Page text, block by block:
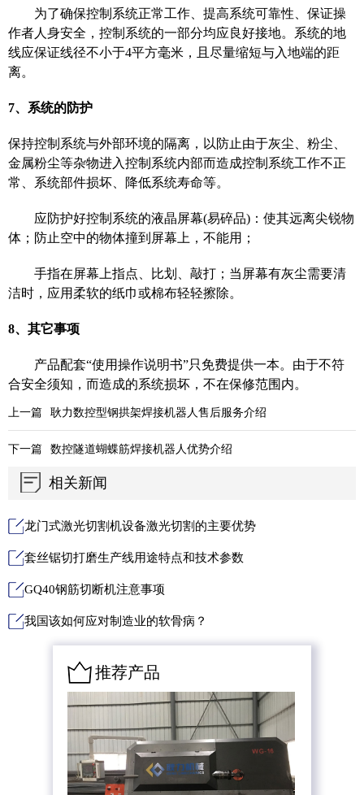
为了确保控制系统正常工作、提高系统可靠性、保证操
作者人身安全，控制系统的一部分均应良好接地。系统的地
线应保证线径不小于4平方毫米，且尽量缩短与入地端的距
离。
7、系统的防护
保持控制系统与外部环境的隔离，以防止由于灰尘、粉尘、
金属粉尘等杂物进入控制系统内部而造成控制系统工作不正
常、系统部件损坏、降低系统寿命等。
应防护好控制系统的液晶屏幕(易碎品)：使其远离尖锐物
体；防止空中的物体撞到屏幕上 ， 不能用；
手指在屏幕上指点、比划、敲打；当屏幕有灰尘需要清
洁时，应用柔软的纸巾或棉布轻轻擦除。
8、其它事项
产品配套“使用操作说明书”只免费提供一本。由于不符
合安全须知，而造成的系统损坏，不在保修范围内。
上一篇 耿力数控型钢拱架焊接机器人售后服务介绍
下一篇 数控隧道蝴蝶筋焊接机器人优势介绍
相关新闻
龙门式激光切割机设备激光切割的主要优势
套丝锯切打磨生产线用途特点和技术参数
GQ40钢筋切断机注意事项
我国该如何应对制造业的软骨病？
推荐产品